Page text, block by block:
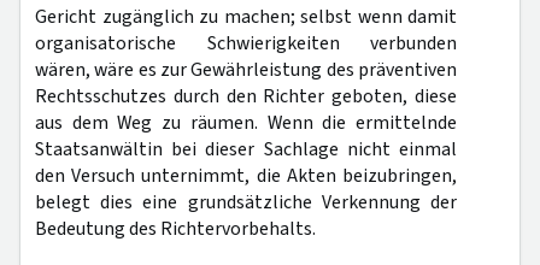
Gericht zugänglich zu machen; selbst wenn damit
organisatorische Schwierigkeiten verbunden
wären, wäre es zur Gewährleistung des präventiven
Rechtsschutzes durch den Richter geboten, diese
aus dem Weg zu räumen. Wenn die ermittelnde
Staatsanwältin bei dieser Sachlage nicht einmal
den Versuch unternimmt, die Akten beizubringen,
belegt dies eine grundsätzliche Verkennung der
Bedeutung des Richtervorbehalts.